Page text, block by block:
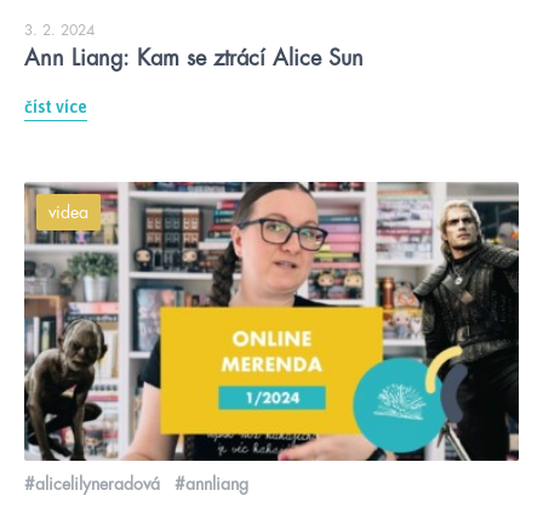
3. 2. 2024
Ann Liang: Kam se ztrácí Alice Sun
číst více
videa
#alicelilyneradová #annliang